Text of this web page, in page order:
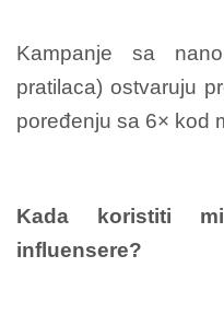
Kampanje sa
pratilaca) ostvaruju
poređenju sa 6× kod
Kada koristiti
influensere?